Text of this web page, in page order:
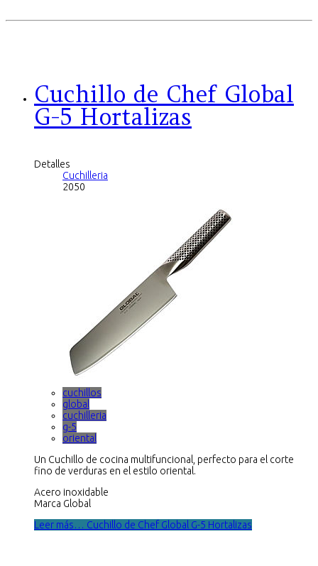
Cuchillo de Chef Global
G-5 Hortalizas
Detalles
Cuchilleria
2050
cuchillos
global
cuchilleria
g-5
oriental
Un Cuchillo de cocina multifuncional, perfecto para el corte
fino de verduras en el estilo oriental.
Acero inoxidable
Marca Global
Leer más… Cuchillo de Chef Global G-5 Hortalizas